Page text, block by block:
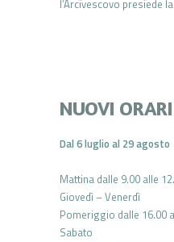
l’Arcivescovo presiede
NUOVI
Dal 6 luglio al 29 agosto
Mattina dalle 9.00 alle
Giovedì – Venerdì
Pomeriggio dalle 16.00
Sabato